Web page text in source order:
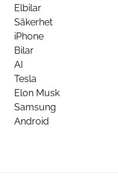
Elbilar
Säkerhet
iPhone
Bilar
AI
Tesla
Elon Musk
Samsung
Android